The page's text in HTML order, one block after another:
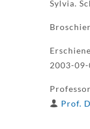
Sylvia.
2003-
Professor
Prof.